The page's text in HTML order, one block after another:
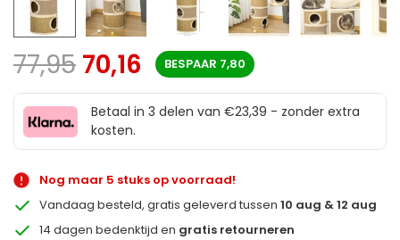
77,95 70,16 BESPAAR 7,80
Betaal in 3 delen van €23,39 - zonder extra
kosten.
Nog maar 5 stuks op voorraad!
Vandaag besteld, gratis geleverd tussen10 aug & 12 aug
14 dagen bedenktijd en gratis retourneren